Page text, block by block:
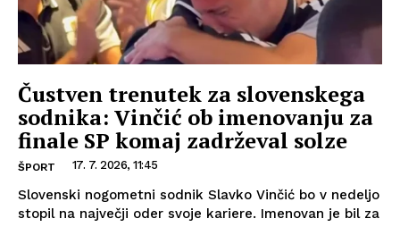
Čustven trenutek za slovenskega
sodnika: Vinčić ob imenovanju za
finale SP komaj zadrževal solze
ŠPORT 17. 7. 2026, 11:45
Slovenski nogometni sodnik Slavko Vinčić bo v nedeljo
stopil na največji oder svoje kariere. Imenovan je bil za